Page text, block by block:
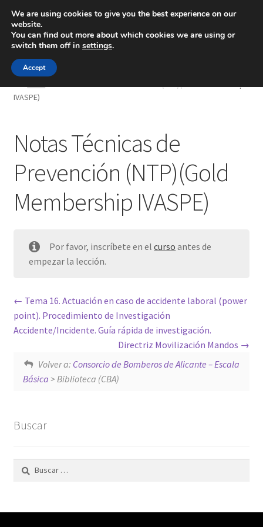
Inicio
Blog
IVASPE)
Notas Técnicas de
Prevención (NTP)(Gold
Membership IVASPE)
Por favor, inscríbete en elcurso antes de
empezar la lección.
Tema 16. Actuación en caso de accidente laboral (power
point). Procedimiento de Investigación
Accidente/Incidente. Guía rápida de investigación.
Directriz Movilización Mandos
Volver a: Consorcio de Bomberos de Alicante – Escala
Básica > Biblioteca (CBA)
Buscar
Buscar:
We are using cookies to give you the best experience on our
website.
You can find out more about which cookies we are using or
switch them off in settings.
Accept